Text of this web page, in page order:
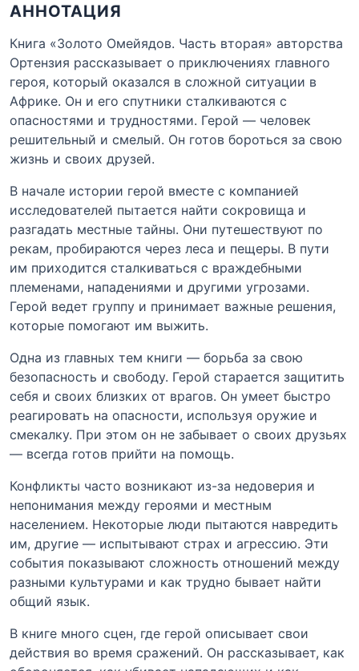
АННОТАЦИЯ
Книга «Золото Омейядов. Часть вторая» авторства
Ортензия рассказывает о приключениях главного
героя, который оказался в сложной ситуации в
Африке. Он и его спутники сталкиваются с
опасностями и трудностями. Герой — человек
решительный и смелый. Он готов бороться за свою
жизнь и своих друзей.
В начале истории герой вместе с компанией
исследователей пытается найти сокровища и
разгадать местные тайны. Они путешествуют по
рекам, пробираются через леса и пещеры. В пути
им приходится сталкиваться с враждебными
племенами, нападениями и другими угрозами.
Герой ведет группу и принимает важные решения,
которые помогают им выжить.
Одна из главных тем книги — борьба за свою
безопасность и свободу. Герой старается защитить
себя и своих близких от врагов. Он умеет быстро
реагировать на опасности, используя оружие и
смекалку. При этом он не забывает о своих друзьях
— всегда готов прийти на помощь.
Конфликты часто возникают из-за недоверия и
непонимания между героями и местным
населением. Некоторые люди пытаются навредить
им, другие — испытывают страх и агрессию. Эти
события показывают сложность отношений между
разными культурами и как трудно бывает найти
общий язык.
В книге много сцен, где герой описывает свои
действия во время сражений. Он рассказывает, как